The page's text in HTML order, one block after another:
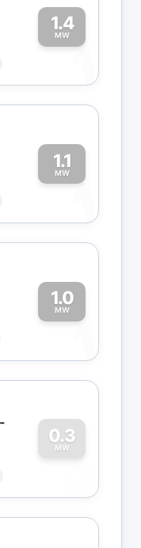
1.4
MW
1
1.1
MW
1
1.0
MW
1
0.3
MW
0